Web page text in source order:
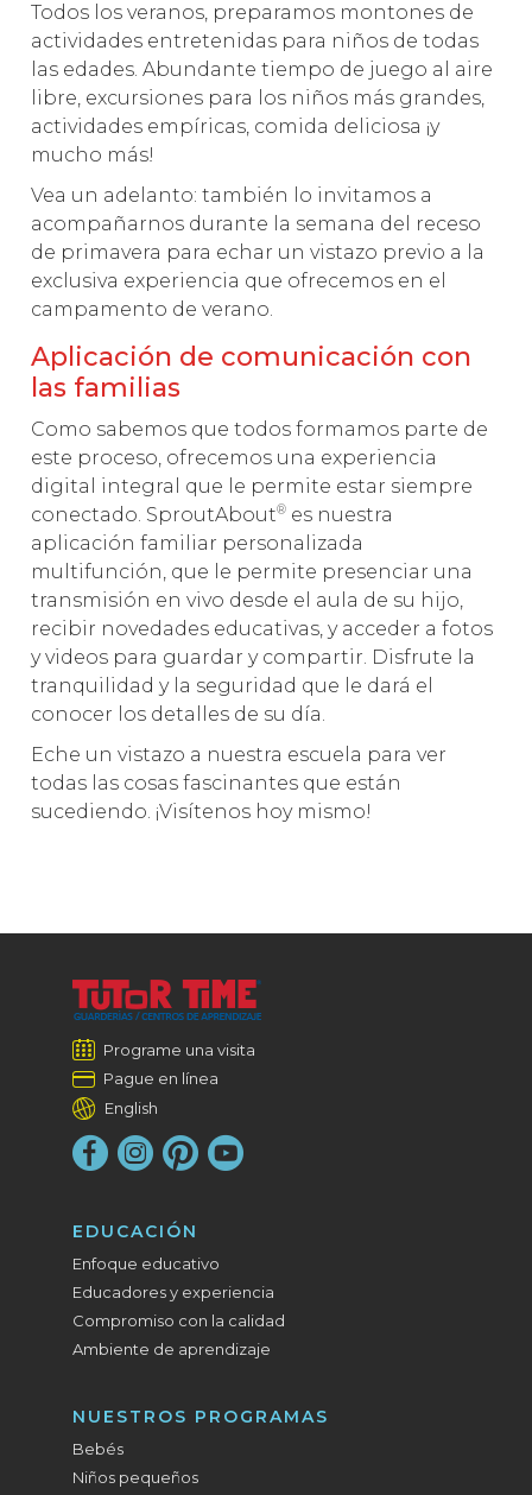
Todos los veranos, preparamos montones de
actividades entretenidas para niños de todas
las edades. Abundante tiempo de juego al aire
libre, excursiones para los niños más grandes,
actividades empíricas, comida deliciosa ¡y
mucho más!
Vea un adelanto: también lo invitamos a
acompañarnos durante la semana del receso
de primavera para echar un vistazo previo a la
exclusiva experiencia que ofrecemos en el
campamento de verano.
Aplicación de comunicación con
las familias
Como sabemos que todos formamos parte de
este proceso, ofrecemos una experiencia
digital integral que le permite estar siempre
conectado. SproutAbout® es nuestra
aplicación familiar personalizada
multifunción, que le permite presenciar una
transmisión en vivo desde el aula de su hijo,
recibir novedades educativas, y acceder a fotos
y videos para guardar y compartir. Disfrute la
tranquilidad y la seguridad que le dará el
conocer los detalles de su día.
Eche un vistazo a nuestra escuela para ver
todas las cosas fascinantes que están
sucediendo. ¡Visítenos hoy mismo!
Programe una visita
Pague en línea
English
EDUCACIÓN
Enfoque educativo
Educadores y experiencia
Compromiso con la calidad
Ambiente de aprendizaje
NUESTROS PROGRAMAS
Bebés
Niños pequeños